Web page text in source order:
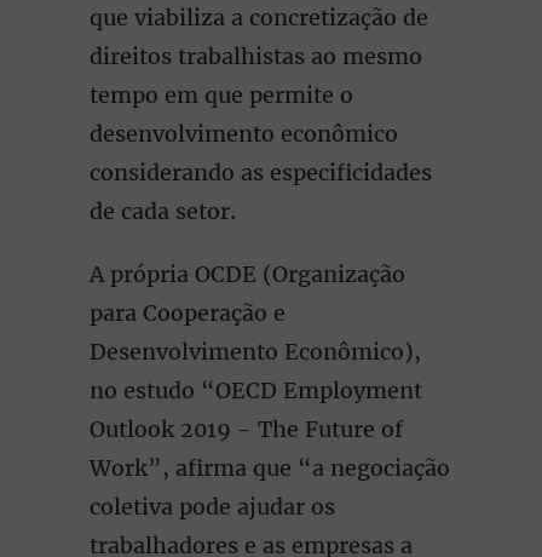
que viabiliza a concretização de
direitos trabalhistas ao mesmo
tempo em que permite o
desenvolvimento econômico
considerando as especificidades
de cada setor.
A própria OCDE (Organização
para Cooperação e
Desenvolvimento Econômico),
no estudo “OECD Employment
Outlook 2019 - The Future of
Work”, afirma que “a negociação
coletiva pode ajudar os
trabalhadores e as empresas a